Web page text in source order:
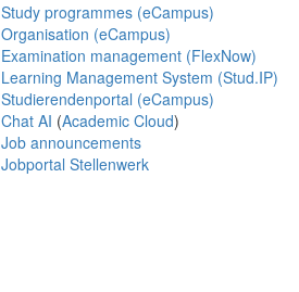
Study programmes (eCampus)
Organisation (eCampus)
Examination management (FlexNow)
Learning Management System (Stud.IP)
Studierendenportal (eCampus)
Chat AI (Academic Cloud)
Job announcements
Jobportal Stellenwerk